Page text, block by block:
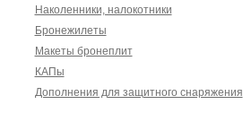
Наколенники, налокотники
Бронежилеты
Макеты бронеплит
КАПы
Дополнения для защитного снаряжения